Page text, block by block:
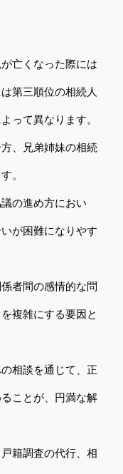
亡くなった際には
第三順位の相続人
って異なります。
、兄弟姉妹の相続
。
の進め方におい
が困難になりやす
者間の感情的な問
複雑にする要因と
相談を通じて、正
ことが、円満な解
籍調査の代行、相